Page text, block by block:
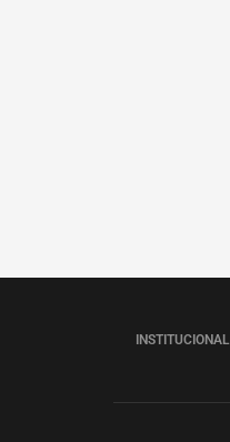
INSTITUCIONAL